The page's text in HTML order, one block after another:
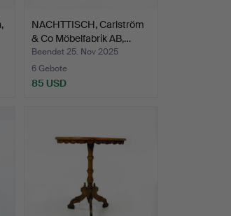
NACHTTISCH, Carlström
& Co Möbelfabrik AB,…
Beendet 25. Nov 2025
6 Gebote
85 USD